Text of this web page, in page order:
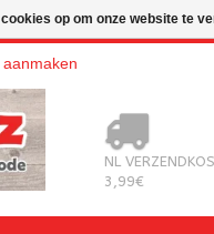
NL
3,99€
op om onze website te